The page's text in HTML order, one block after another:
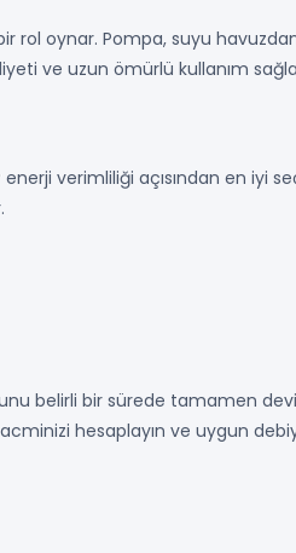
rol oynar. Pompa, suyu
ve uzun ömürlü kullanım
enerji verimliliği açısından en iyi
belirli bir sürede tamamen
hesaplayın ve uygun